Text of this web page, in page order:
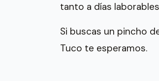
tanto a días
Si buscas un pincho
Tuco te esperamos.